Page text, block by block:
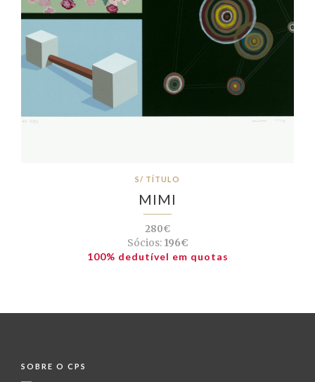
S/ TÍTULO
MIMI
280€
Sócios:196€
100% dedutível em quotas
SOBRE O CPS